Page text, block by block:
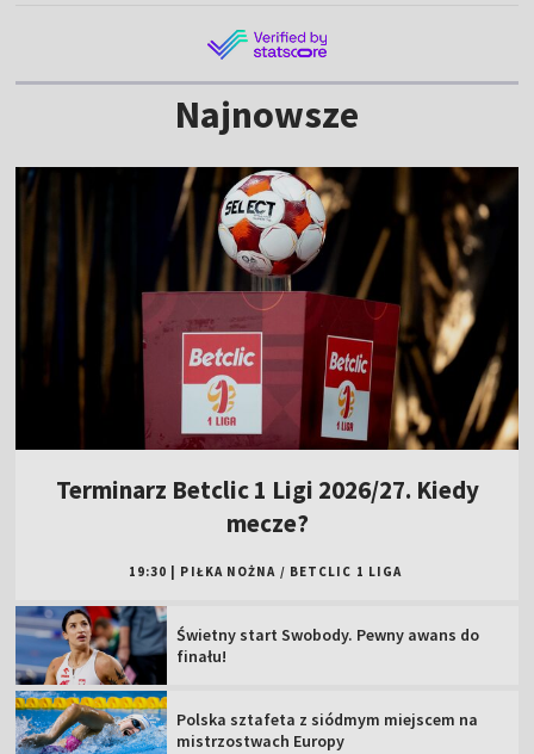
Najnowsze
Terminarz Betclic 1 Ligi 2026/27. Kiedy
mecze?
19:30 PIŁKA NOŻNA / BETCLIC 1 LIGA
Świetny start Swobody. Pewny awans do
finału!
Polska sztafeta z siódmym miejscem na
mistrzostwach Europy